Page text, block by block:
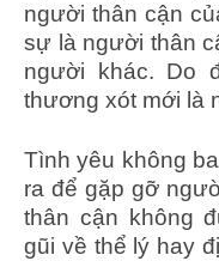
người thân cận
sự là người thân
người khác. Do
thương xót mới là
Tình yêu không
ra để gặp gỡ
thân cận không
gũi về thể lý hay